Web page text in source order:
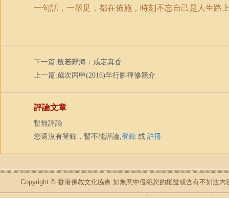
一句話，一舉足，都在佈施，時刻不忘自己是人生路
下一篇:般若辭海：戒定真香
上一篇:歲次丙申(2016)年行腳禪修簡介
評論文章
暫無評論
您還沒有登錄，暫不能評論,登錄 或 註冊
Copyright © 香港佛教文化協會 如無意中侵犯您的權益或含有不如法內